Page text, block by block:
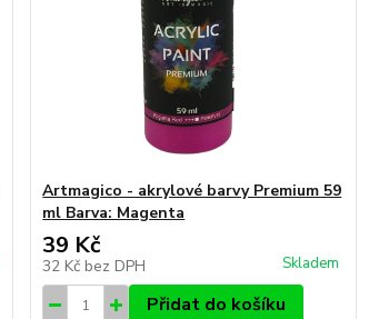
Artmagico - akrylové barvy Premium 59
ml Barva: Magenta
39 Kč
32 Kč bez DPH Skladem
Přidat do košíku